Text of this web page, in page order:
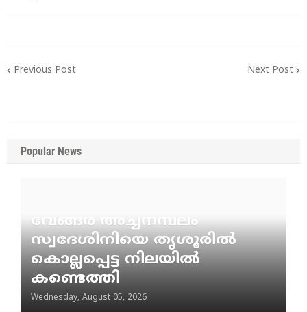
Previous Post Next Post
Popular News
വേങ്ങര അച്ചനമ്പലം
സ്വദേശിനിയെ തൃശൂരിൽ
കൊല്ലപ്പെട്ട നിലയിൽ
കണ്ടെത്തി
Wednesday, August 05, 2026